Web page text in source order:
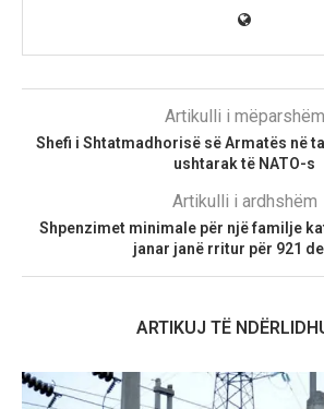
Artikulli i mëparshëm
Shefi i Shtatmadhorisë së Armatës në
ushtarak të NATO-s
Artikulli i ardhshëm
Shpenzimet minimale për një familje
janar janë rritur për 921
ARTIKUJ TË